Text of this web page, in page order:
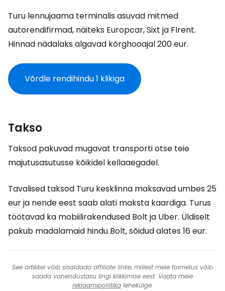
Turu lennujaama terminalis asuvad mitmed
autorendifirmad, näiteks Europcar, Sixt ja FIrent.
Hinnad nädalaks algavad kõrghooajal 200 eur.
Võrdle rendihindu 1 klikiga
Takso
Taksod pakuvad mugavat transporti otse teie
majutusasutusse kõikidel kellaaegadel.
Tavalised taksod Turu kesklinna maksavad umbes 25
eur ja nende eest saab alati maksta kaardiga. Turus
töötavad ka mobiilirakendused Bolt ja Uber. Üldiselt
pakub madalamaid hindu Bolt, sõidud alates 16 eur.
See artikkel võib sisaldada affiliate linke, millest meie toimetus võib
saada vahendustasu lingi klikkimise eest. Vaata meie
reklaamipoliitikalehekülge.